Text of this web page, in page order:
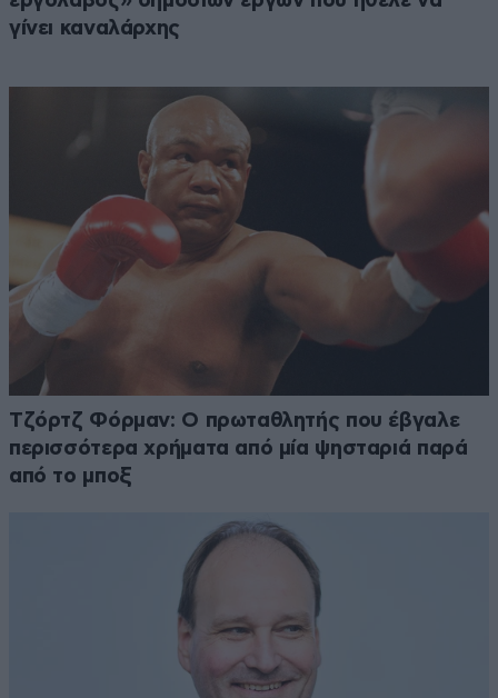
γίνει καναλάρχης
Τζόρτζ Φόρμαν: Ο πρωταθλητής που έβγαλε
περισσότερα χρήματα από μία ψησταριά παρά
από το μποξ